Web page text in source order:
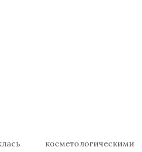
косметологическими